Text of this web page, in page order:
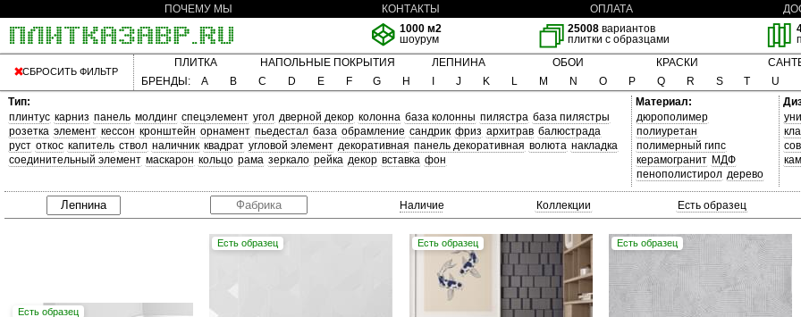
ПОЧЕМУ МЫ КОНТАКТЫ ОПЛАТА
1000 м2
шоурум
25008 вариантов
плитки с образцами
СБРОСИТЬ ФИЛЬТР
ПЛИТКА НАПОЛЬНЫЕ ПОКРЫТИЯ ЛЕПНИНА ОБОИ КРАСКИ
БРЕНДЫ:
A B C D E F G H J K L M N O P Q R S T
U
Тип:
плинтус карниз панель молдинг спецэлемент угол дверной декор колонна база колонны пилястра база пилястры
розетка элемент кессон кронштейн орнамент пьедестал база обрамление сандрик фриз архитрав балюстрада
руст откос капитель ствол наличник квадрат угловой элемент декоративная панель декоративная волюта накладка
соединительный элемент маскарон кольцо рама зеркало рейка декор вставка фон
Материал:
дюрополимер
полиуретан
полимерный гипс
керамогранит МДФ
пенополистирол дерево
Наличие Коллекции Есть образец
Есть образец
Есть образец Есть образец Есть образец